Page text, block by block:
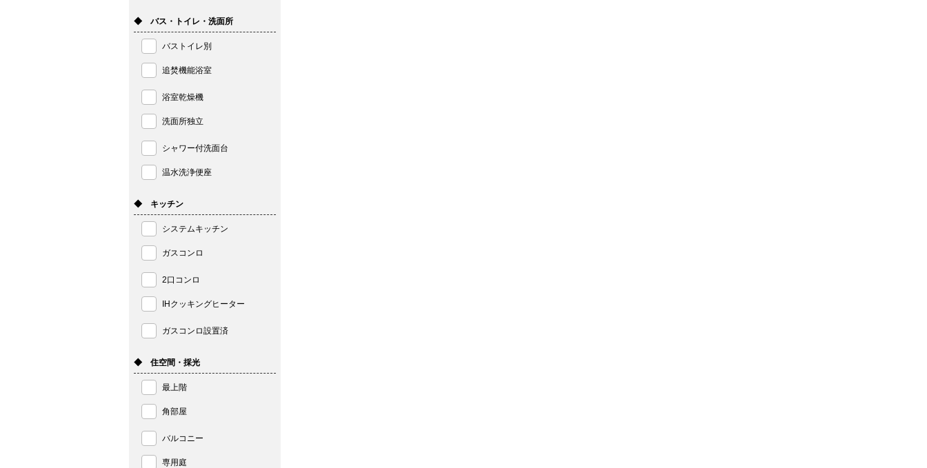
◆ バス・トイレ・洗面所
バストイレ別
追焚機能浴室
浴室乾燥機
洗面所独立
シャワー付洗面台
温水洗浄便座
◆ キッチン
システムキッチン
ガスコンロ
2口コンロ
IHクッキングヒーター
ガスコンロ設置済
◆ 住空間・採光
最上階
角部屋
バルコニー
専用庭